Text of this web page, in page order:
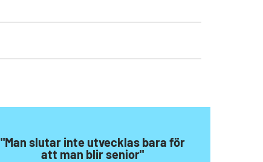
"Man slutar inte utvecklas bara för
att man blir senior"